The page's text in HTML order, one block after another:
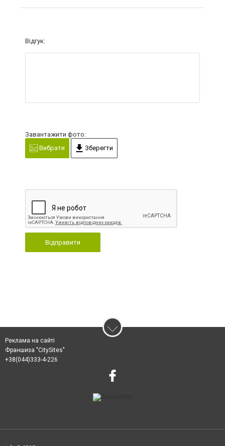
Відгук:
Завантажити фото:
Вибрати
Зберегти
Відправити
Реклама на сайті
Франшиза "CitySites"
+38(044)333-4-226